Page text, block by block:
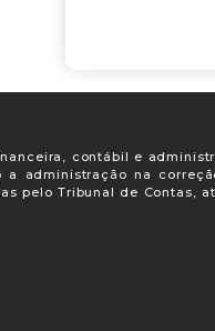
contábil e
administração na
pelo Tribunal de Contas,